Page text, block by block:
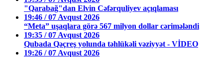
"Qarabağ"dan Elvin Cəfərquliyev açıqlaması
19:46 / 07 Avqust 2026
“Meta” uşaqlara görə 567 milyon dollar cərimələndi
19:35 / 07 Avqust 2026
Qubada Qəçreş yolunda təhlükəli vəziyyət - VİDEO
19:26 / 07 Avqust 2026